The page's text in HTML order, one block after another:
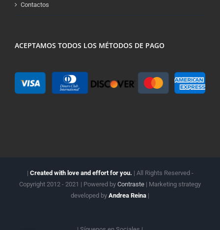
Contactos
ACEPTAMOS TODOS LOS MÉTODOS DE PAGO
| Created with love and effort for you. | All Rights Reserved -
Copyright 2012 - 2021 | Powered by Contraste | Marketing strategy
developed by Andrea Reina |